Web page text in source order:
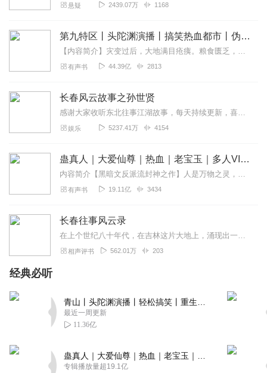
悬疑 2439.07万 1168
第九特区丨头陀渊演播丨搞笑热血都市丨伪戒丨VIP免费多人有声剧
【内容简介】灾变过后，大地满目疮痍。粮食匮乏，资源紧俏，局势混乱……一位从待规划区杀出来的青年，背对着漫天黄沙，孤身来到九区谋生，却不曾想偶然结识三五好友，一念...
有声书 44.39亿 2813
长春风云故事之孙世贤
感谢大家收听东北往事江湖故事，每天持续更新，喜欢的老铁点赞，订阅加评论，u盘zhanghailong4455
娱乐 5237.41万 4154
蛊真人｜大爱仙尊｜热血｜老宝玉｜多人VIP免费有声剧
内容简介【黑暗文反派流封神之作】人是万物之灵，蛊是天地真精。一个穿越者不断重生的故事。一个养蛊、炼蛊、用蛊的奇特世界。配音组（男角色）老宝玉旁白...
有声书 19.11亿 3434
长春往事风云录
在上个世纪八十年代，在吉林这片大地上，涌现出一大批亡命生涯走江湖的人，还有混迹社会江湖的人！这其中不乏就涌现出一大批代表性人物！他们一步步坠落，一步步陷入其中不...
相声评书 562.01万 203
经典必听
最近一周更新
11.36亿
专辑播放量超19.1亿